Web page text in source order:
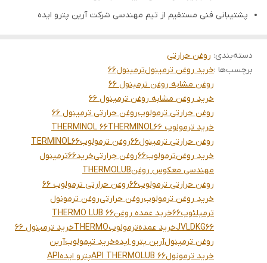
پشتیبانی فنی مستقیم از تیم مهندسی شرکت آرین پترو ایده
دسته‌بندی: روغن حرارتی
برچسب‌ها :خرید روغن ترمینولترمینول66
روغن مشابه روغن ترمینول 66
خرید روغن مشابه روغن ترمینول 66
روغن حرارتی ترمولوبروغن حرارتی ترمینول 66
خرید ترمولوب 66
THERMINOL
THERMINOL 66
روغن حرارتی ترمینول66
روغن ترمولوبTERMINOL66
خرید روغنترمولوب66 روغن جرارتیخرید66ترمینول
مهندسی معکوس روغنTHERMOLUB
روغن حرارتی ترمولوب66
روغن حرارتی ترمولوب 66
خرید روغن ترمولوبروغن حرارتیروغن ترمونول
ترمیلئوب66
خرید عمده روغنTHERMO LUB 66
JVLDKG66خرید عمدهترمولوبTHERMOخرید ترمبنول 66
روغن ترمینولآرین پترو ایدهخرید تیمولوبآرین
خرید ترمونولAPI THERMOLUB 66پترو ایدهAPI